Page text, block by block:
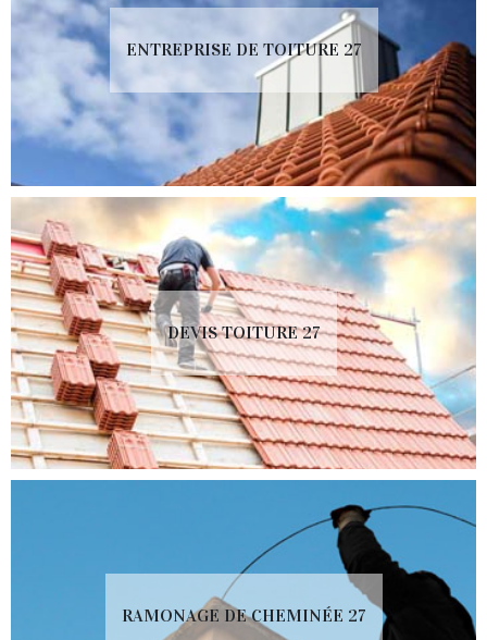
ENTREPRISE DE TOITURE 27
DEVIS TOITURE 27
RAMONAGE DE CHEMINÉE 27